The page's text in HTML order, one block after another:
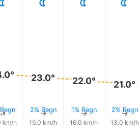
km/h
23.0°
2% Regn
↑
19.0 km/h
22.0°
1% Regn
↑
16.0 km/h
21.0°
2% Regn
↑
13.0 km/h